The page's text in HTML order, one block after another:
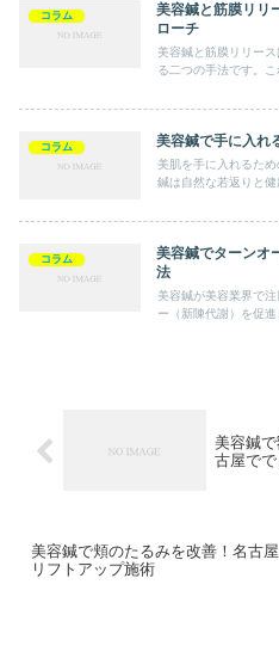
コラム
美容鍼と筋膜リリ
ローチ
美容鍼と筋膜リリー
る二つの手法です。こ
コラム 美容鍼で手に入れ
美肌を手に入れるた
鍼は自然な若返りと健
コラム
美容鍼でターンオ
法
美容鍼が美容業界で
ー（新陳代謝）を促進
美容鍼
古屋で
美容鍼で頬のたるみを改善！名古
リフトアップ施術